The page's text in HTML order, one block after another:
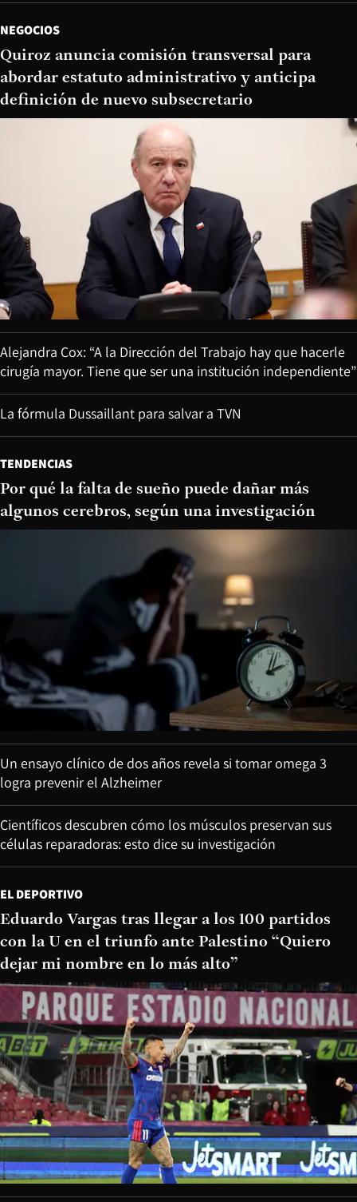
NEGOCIOS
Quiroz anuncia comisión transversal para
abordar estatuto administrativo y anticipa
definición de nuevo subsecretario
Alejandra Cox: “A la Dirección del Trabajo hay que hacerle
cirugía mayor. Tiene que ser una institución independiente”
La fórmula Dussaillant para salvar a TVN
TENDENCIAS
Por qué la falta de sueño puede dañar más
algunos cerebros, según una investigación
Un ensayo clínico de dos años revela si tomar omega 3
logra prevenir el Alzheimer
Científicos descubren cómo los músculos preservan sus
células reparadoras: esto dice su investigación
EL DEPORTIVO
Eduardo Vargas tras llegar a los 100 partidos
con la U en el triunfo ante Palestino “Quiero
dejar mi nombre en lo más alto”